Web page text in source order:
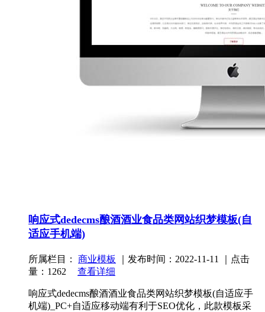
响应式dedecms酿酒酒业食品类网站织梦模板(自
适应手机端)
所属栏目： 商业模板
｜发布时间：2022-11-11 ｜点击
量：1262
查看详细
响应式dedecms酿酒酒业食品类网站织梦模板(自适应手
机端)_PC+自适应移动端有利于SEO优化，此款模板采